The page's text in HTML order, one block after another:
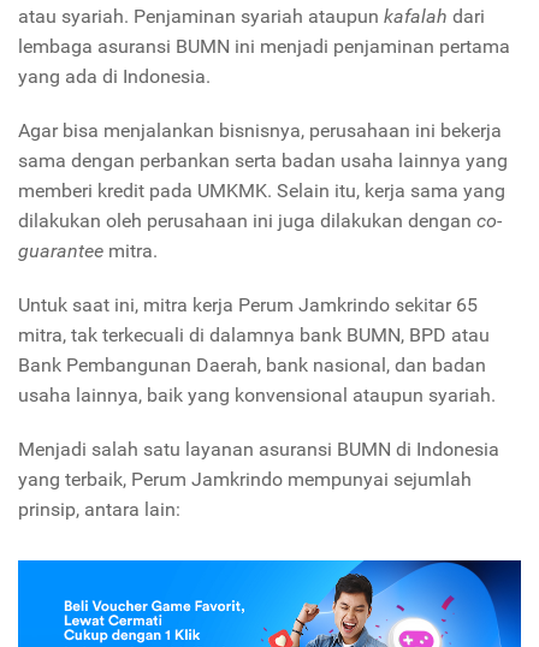
atau syariah. Penjaminan syariah ataupun kafalah dari
lembaga asuransi BUMN ini menjadi penjaminan pertama
yang ada di Indonesia.
Agar bisa menjalankan bisnisnya, perusahaan ini bekerja
sama dengan perbankan serta badan usaha lainnya yang
memberi kredit pada UMKMK. Selain itu, kerja sama yang
dilakukan oleh perusahaan ini juga dilakukan dengan co-
guarantee mitra.
Untuk saat ini, mitra kerja Perum Jamkrindo sekitar 65
mitra, tak terkecuali di dalamnya bank BUMN, BPD atau
Bank Pembangunan Daerah, bank nasional, dan badan
usaha lainnya, baik yang konvensional ataupun syariah.
Menjadi salah satu layanan asuransi BUMN di Indonesia
yang terbaik, Perum Jamkrindo mempunyai sejumlah
prinsip, antara lain: